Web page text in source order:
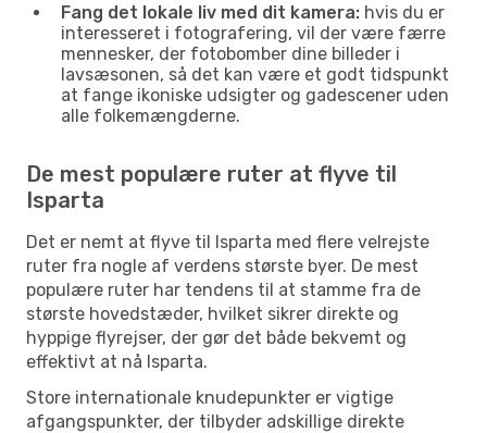
Fang det lokale liv med dit kamera: hvis du er
interesseret i fotografering, vil der være færre
mennesker, der fotobomber dine billeder i
lavsæsonen, så det kan være et godt tidspunkt
at fange ikoniske udsigter og gadescener uden
alle folkemængderne.
De mest populære ruter at flyve til
Isparta
Det er nemt at flyve til Isparta med flere velrejste
ruter fra nogle af verdens største byer. De mest
populære ruter har tendens til at stamme fra de
største hovedstæder, hvilket sikrer direkte og
hyppige flyrejser, der gør det både bekvemt og
effektivt at nå Isparta.
Store internationale knudepunkter er vigtige
afgangspunkter, der tilbyder adskillige direkte